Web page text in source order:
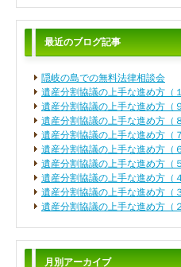
最近のブログ記事
隠岐の島での無料法律相談会
遺産分割協議の上手な進め方（
遺産分割協議の上手な進め方（
遺産分割協議の上手な進め方（８
遺産分割協議の上手な進め方（７
遺産分割協議の上手な進め方（６
遺産分割協議の上手な進め方（５
遺産分割協議の上手な進め方（４
遺産分割協議の上手な進め方（３
遺産分割協議の上手な進め方（２
月別アーカイブ